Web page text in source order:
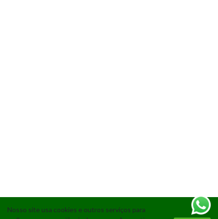
Nosso site usa cookies e outros serviços para